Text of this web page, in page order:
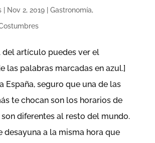
| Nov 2, 2019| Gastronomía,
del artículo puedes ver el
las palabras marcadas en azul.]
España, seguro que una de las
te chocan son los horarios de
diferentes al resto del mundo.
desayuna a la misma hora que